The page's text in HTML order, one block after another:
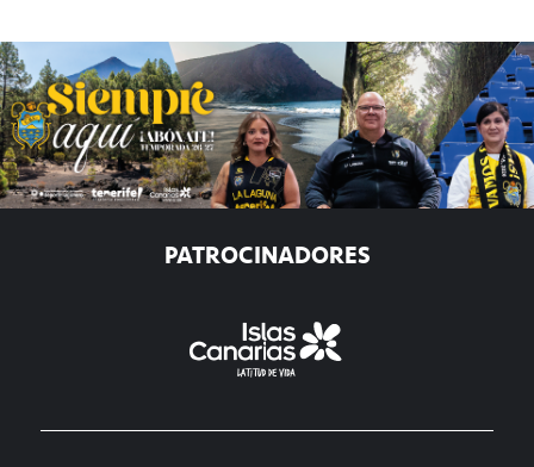
PATROCINADORES